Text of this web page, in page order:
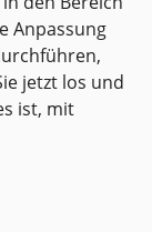
Anpassung
jetzt los und
ist, mit